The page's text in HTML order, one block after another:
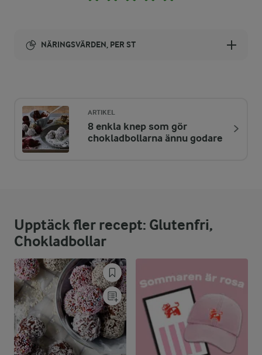
NÄRINGSVÄRDEN, PER ST
ENERGIDISTRIBUTION %
NÄRINGSVÄRDEN PER ST
Fett:
58,1 %
9,5 g
Kolhydrater:
36,8 %
13,1 g
ARTIKEL
8 enkla knep som gör
chokladbollarna ännu godare
Upptäck fler recept: Glutenfri,
Chokladbollar